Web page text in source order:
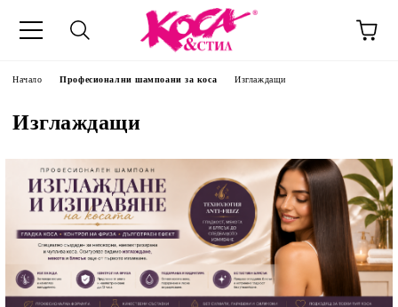
Начало Професионални шампоани за коса Изглаждащи
Изглаждащи